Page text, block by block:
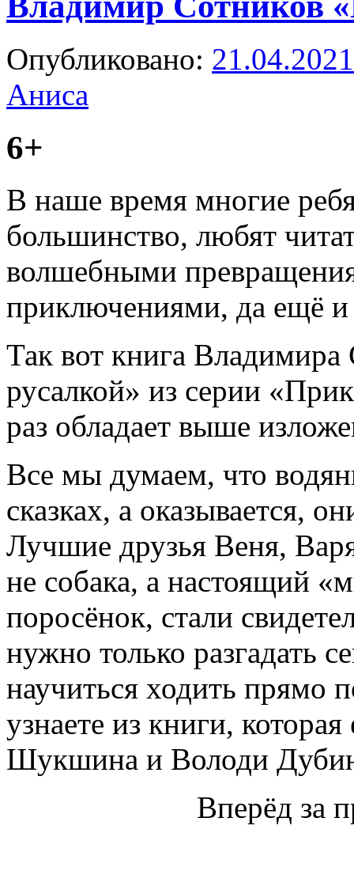
Опубликовано: 21.04.2021
Аниса
6+
В наше время многие
большинство, любят
волшебными
приключениями, да ещё
Так вот книга
русалкой» из серии
раз обладает выше
Все мы думаем, что
сказках, а оказывается,
Лучшие друзья Веня,
не собака, а настоящий
поросёнок, стали
нужно только разгадать
научиться ходить прямо
узнаете из книги,
Шукшина и Володи
Вперёд за